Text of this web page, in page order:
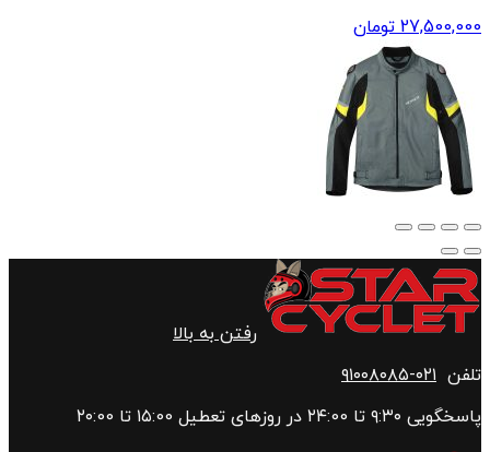
27,500,000 تومان
رفتن به بالا
تلفن ۰۲۱-۹۱۰۰۸۰۸۵
پاسخگویی ۹:۳۰ تا ۲۴:00 در روزهای تعطیل ۱۵:00 تا ۲۰:00